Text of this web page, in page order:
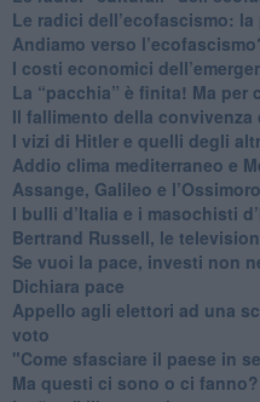
Le radici dell’ecofascismo:
Andiamo verso
I costi economici
​La “pacchia” è finita! Ma per
​Il fallimento della convivenza
​I vizi di Hitler e quelli degli
Addio clima mediterraneo e
​Assange, Galileo e
​I bulli d’Italia e i masochisti
​Bertrand Russell, le
​Se vuoi la pace, investi non
​Dichiara pace
​Appello agli elettori ad una
voto
"Come sfasciare il paese in
​Ma questi ci sono o ci fanno?